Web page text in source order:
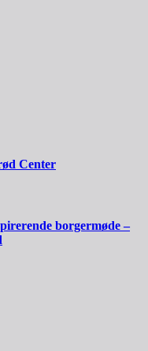
Center
borgermøde –